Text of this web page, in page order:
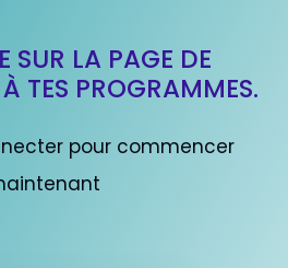
SUR LA PAGE DE
TES PROGRAMMES.
pour commencer